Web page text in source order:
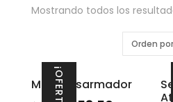
Mostrando todos los
¡OFERTA!
Multi Desarmador